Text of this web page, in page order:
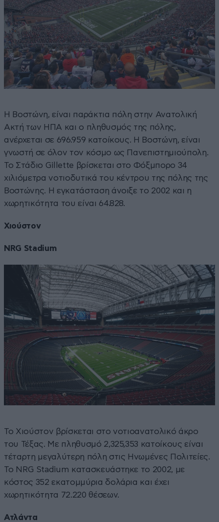
Η Βοστώνη, είναι παράκτια πόλη στην Ανατολική
Ακτή των ΗΠΑ και ο πληθυσμός της πόλης,
ανέρχεται σε 696.959 κατοίκους. Η Βοστώνη, είναι
γνωστή σε όλον τον κόσμο ως Πανεπιστημιούπολη.
Το Στάδιο Gillette βρίσκεται στο Φόξμπορο 34
χιλιόμετρα νοτιοδυτικά του κέντρου της πόλης της
Βοστώνης. Η εγκατάσταση άνοιξε το 2002 και η
χωρητικότητα του είναι 64.828.
Χιούστον
NRG Stadium
Το Χιούστον βρίσκεται στο νοτιοανατολικό άκρο
του Τέξας. Με πληθυσμό 2,325,353 κατοίκους είναι
τέταρτη μεγαλύτερη πόλη στις Ηνωμένες Πολιτείες.
Το NRG Stadium κατασκευάστηκε το 2002, με
κόστος 352 εκατομμύρια δολάρια και έχει
χωρητικότητα 72.220 θέσεων.
Ατλάντα